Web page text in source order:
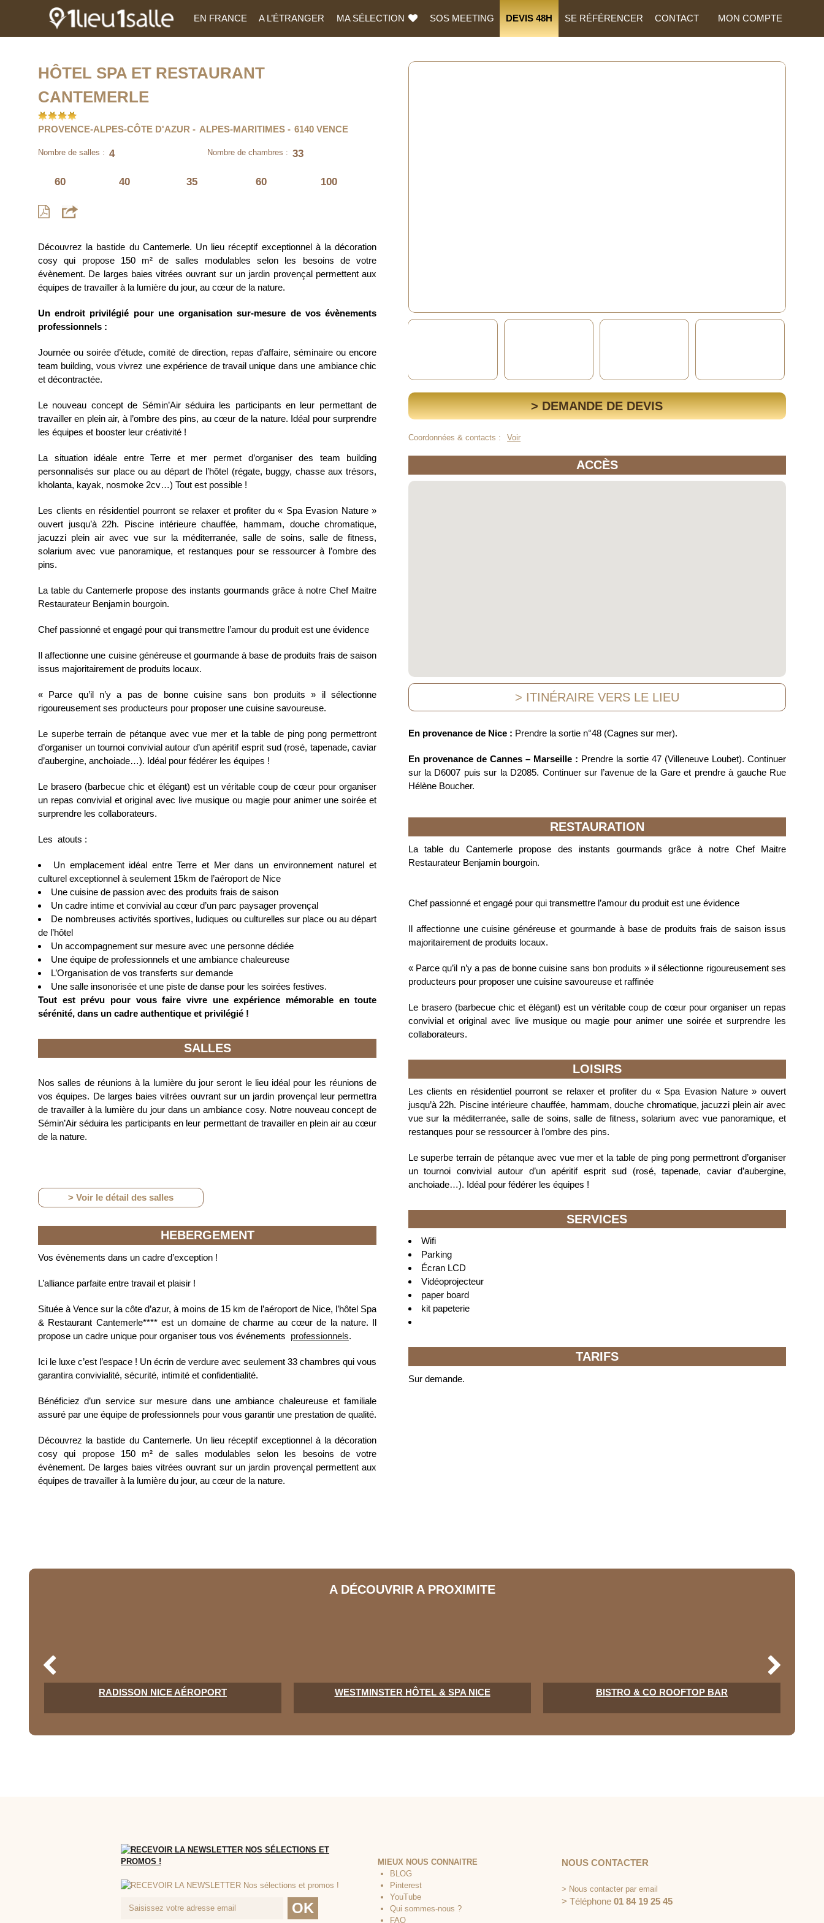
EN FRANCE A L’ÉTRANGER MA SÉLECTION SOS MEETING DEVIS 48H SE RÉFÉRENCER CONTACT MON COMPTE
HÔTEL SPA ET RESTAURANT
CANTEMERLE
PROVENCE-ALPES-CÔTE D'AZUR ALPES-MARITIMES 6140 VENCE
Nombre de salles : 4 Nombre de chambres : 33
60 40 35 60 100
Découvrez la bastide du Cantemerle. Un lieu réceptif exceptionnel à la décoration
cosy qui propose 150 m² de salles modulables selon les besoins de votre
évènement. De larges baies vitrées ouvrant sur un jardin provençal permettent aux
équipes de travailler à la lumière du jour, au cœur de la nature.
Un endroit privilégié pour une organisation sur-mesure de vos évènements
professionnels :
Journée ou soirée d’étude, comité de direction, repas d’affaire, séminaire ou encore
team building, vous vivrez une expérience de travail unique dans une ambiance chic
et décontractée.
Le nouveau concept de Sémin’Air séduira les participants en leur permettant de
travailler en plein air, à l’ombre des pins, au cœur de la nature. Idéal pour surprendre
les équipes et booster leur créativité !
La situation idéale entre Terre et mer permet d’organiser des team building
personnalisés sur place ou au départ de l’hôtel (régate, buggy, chasse aux trésors,
kholanta, kayak, nosmoke 2cv…) Tout est possible !
Les clients en résidentiel pourront se relaxer et profiter du « Spa Evasion Nature »
ouvert jusqu’à 22h. Piscine intérieure chauffée, hammam, douche chromatique,
jacuzzi plein air avec vue sur la méditerranée, salle de soins, salle de fitness,
solarium avec vue panoramique, et restanques pour se ressourcer à l’ombre des
pins.
La table du Cantemerle propose des instants gourmands grâce à notre Chef Maitre
Restaurateur Benjamin bourgoin.
Chef passionné et engagé pour qui transmettre l’amour du produit est une évidence
Il affectionne une cuisine généreuse et gourmande à base de produits frais de saison
issus majoritairement de produits locaux.
« Parce qu’il n’y a pas de bonne cuisine sans bon produits » il sélectionne
rigoureusement ses producteurs pour proposer une cuisine savoureuse.
Le superbe terrain de pétanque avec vue mer et la table de ping pong permettront
d’organiser un tournoi convivial autour d’un apéritif esprit sud (rosé, tapenade, caviar
d’aubergine, anchoiade…). Idéal pour fédérer les équipes !
Le brasero (barbecue chic et élégant) est un véritable coup de cœur pour organiser
un repas convivial et original avec live musique ou magie pour animer une soirée et
surprendre les collaborateurs.
Les atouts :
Un emplacement idéal entre Terre et Mer dans un environnement naturel et
culturel exceptionnel à seulement 15km de l’aéroport de Nice
Une cuisine de passion avec des produits frais de saison
Un cadre intime et convivial au cœur d’un parc paysager provençal
De nombreuses activités sportives, ludiques ou culturelles sur place ou au départ
de l’hôtel
Un accompagnement sur mesure avec une personne dédiée
Une équipe de professionnels et une ambiance chaleureuse
L’Organisation de vos transferts sur demande
Une salle insonorisée et une piste de danse pour les soirées festives.
Tout est prévu pour vous faire vivre une expérience mémorable en toute
sérénité, dans un cadre authentique et privilégié !
SALLES
Nos salles de réunions à la lumière du jour seront le lieu idéal pour les réunions de
vos équipes. De larges baies vitrées ouvrant sur un jardin provençal leur permettra
de travailler à la lumière du jour dans un ambiance cosy. Notre nouveau concept de
Sémin’Air séduira les participants en leur permettant de travailler en plein air au cœur
de la nature.
> Voir le détail des salles
HEBERGEMENT
Vos évènements dans un cadre d’exception !
L’alliance parfaite entre travail et plaisir !
Située à Vence sur la côte d’azur, à moins de 15 km de l’aéroport de Nice, l’hôtel Spa
& Restaurant Cantemerle**** est un domaine de charme au cœur de la nature. Il
propose un cadre unique pour organiser tous vos événements professionnels.
Ici le luxe c’est l’espace ! Un écrin de verdure avec seulement 33 chambres qui vous
garantira convivialité, sécurité, intimité et confidentialité.
Bénéficiez d’un service sur mesure dans une ambiance chaleureuse et familiale
assuré par une équipe de professionnels pour vous garantir une prestation de qualité.
Découvrez la bastide du Cantemerle. Un lieu réceptif exceptionnel à la décoration
cosy qui propose 150 m² de salles modulables selon les besoins de votre
évènement. De larges baies vitrées ouvrant sur un jardin provençal permettent aux
équipes de travailler à la lumière du jour, au cœur de la nature.
> DEMANDE DE DEVIS
Coordonnées & contacts : Voir
ACCÈS
> ITINÉRAIRE VERS LE LIEU
En provenance de Nice : Prendre la sortie n°48 (Cagnes sur mer).
En provenance de Cannes – Marseille : Prendre la sortie 47 (Villeneuve Loubet). Continuer
sur la D6007 puis sur la D2085. Continuer sur l’avenue de la Gare et prendre à gauche Rue
Hélène Boucher.
RESTAURATION
La table du Cantemerle propose des instants gourmands grâce à notre Chef Maitre
Restaurateur Benjamin bourgoin.
Chef passionné et engagé pour qui transmettre l’amour du produit est une évidence
Il affectionne une cuisine généreuse et gourmande à base de produits frais de saison issus
majoritairement de produits locaux.
« Parce qu’il n’y a pas de bonne cuisine sans bon produits » il sélectionne rigoureusement ses
producteurs pour proposer une cuisine savoureuse et raffinée
Le brasero (barbecue chic et élégant) est un véritable coup de cœur pour organiser un repas
convivial et original avec live musique ou magie pour animer une soirée et surprendre les
collaborateurs.
LOISIRS
Les clients en résidentiel pourront se relaxer et profiter du « Spa Evasion Nature » ouvert
jusqu’à 22h. Piscine intérieure chauffée, hammam, douche chromatique, jacuzzi plein air avec
vue sur la méditerranée, salle de soins, salle de fitness, solarium avec vue panoramique, et
restanques pour se ressourcer à l’ombre des pins.
Le superbe terrain de pétanque avec vue mer et la table de ping pong permettront d’organiser
un tournoi convivial autour d’un apéritif esprit sud (rosé, tapenade, caviar d’aubergine,
anchoiade…). Idéal pour fédérer les équipes !
SERVICES
Wifi
Parking
Écran LCD
Vidéoprojecteur
paper board
kit papeterie
TARIFS
Sur demande.
A DÉCOUVRIR A PROXIMITE
RADISSON NICE AÉROPORT WESTMINSTER HÔTEL & SPA NICE BISTRO & CO ROOFTOP BAR
MIEUX NOUS CONNAITRE
BLOG
Pinterest
YouTube
Qui sommes-nous ?
FAQ
NOUS CONTACTER
> Nous contacter par email
> Téléphone 01 84 19 25 45